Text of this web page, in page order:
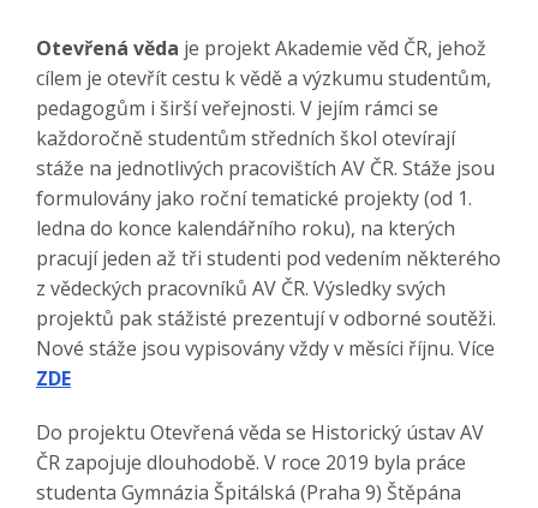
Otevřená věda je projekt Akademie věd ČR, jehož
cílem je otevřít cestu k vědě a výzkumu studentům,
pedagogům i širší veřejnosti. V jejím rámci se
každoročně studentům středních škol otevírají
stáže na jednotlivých pracovištích AV ČR. Stáže jsou
formulovány jako roční tematické projekty (od 1.
ledna do konce kalendářního roku), na kterých
pracují jeden až tři studenti pod vedením některého
z vědeckých pracovníků AV ČR. Výsledky svých
projektů pak stážisté prezentují v odborné soutěži.
Nové stáže jsou vypisovány vždy v měsíci říjnu. Více
ZDE
Do projektu Otevřená věda se Historický ústav AV
ČR zapojuje dlouhodobě. V roce 2019 byla práce
studenta Gymnázia Špitálská (Praha 9) Štěpána